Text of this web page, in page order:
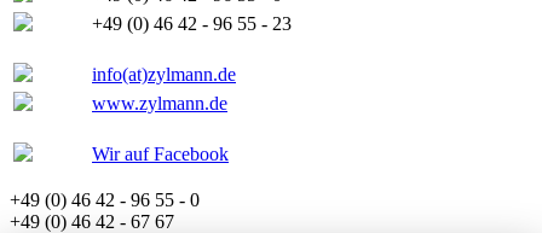
+49 (0) 46 42 - 96 55 - 23
info(at)zylmann.de
www.zylmann.de
Wir auf Facebook
+49 (0) 46 42 - 96 55 - 0
+49 (0) 46 42 - 67 67